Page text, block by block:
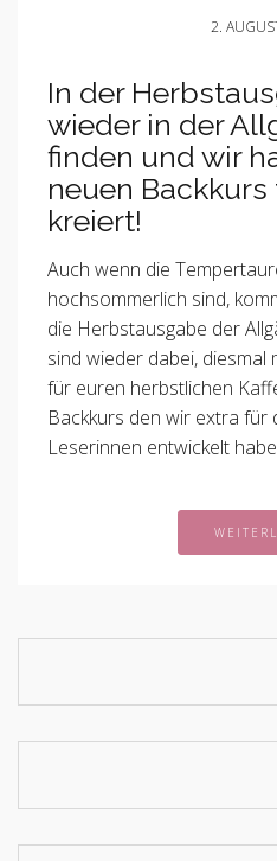
2.
In der
wieder in der
finden und wir
neuen Backkurs
kreiert!
Auch wenn die
hochsommerlich sind,
die Herbstausgabe der
sind wieder dabei, diesmal
für euren herbstlichen
Backkurs den wir extra für
Leserinnen entwickelt